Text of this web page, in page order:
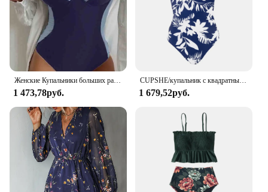
Женские Купальники больших размеров, европейский и американский слитный сексуальный купальник разных цветов на бретелях с глубоким V-образным вырезом, купальный костюм Cupshe
1 473,78руб.
CUPSHE/купальник с квадратным вырезом и принтом в виде листьев, Цельный купальник для женщин, сексуальный Монокини с открытой спиной, купальник 2023, купальный костюм, пляжная одежда
1 679,52руб.